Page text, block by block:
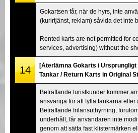
Gokartsen får, när de hyrs, inte
(kurirtjänst, reklam) såvida det inte
Rented karts are not permitted for
services, advertising) without the
14
[Återlämna Gokarts i Ursprungligt
Tankar / Return Karts in Original
Beträffande turistkunder kommer
ansvariga för att fylla tankarna efter
Beträffande frilansuthyrning,
underhåll, får användaren inte
genom att sätta fast klistermärken